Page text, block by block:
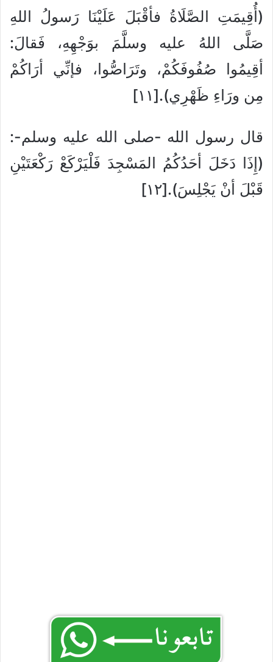
(أُقِيمَتِ الصَّلَاةُ فأقْبَلَ عَلَيْنَا رَسولُ اللهِ
صَلَّى اللهُ عليه وسلَّمَ بوَجْهِهِ، فَقالَ:
أقِيمُوا صُفُوفَكُمْ، وتَرَاصُّوا، فإنِّي أرَاكُمْ
مِن ورَاءِ ظَهْرِي).[١١]
قال رسول الله -صلى الله عليه وسلم-:
(إِذَا دَخَلَ أحَدُكُمُ المَسْجِدَ فَلْيَرْكَعْ رَكْعَتَيْنِ
قَبْلَ أنْ يَجْلِسَ).[١٢]